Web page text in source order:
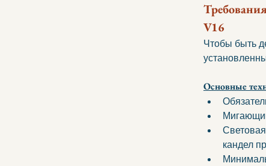
V16
Чтобы быть
Основные
кандел